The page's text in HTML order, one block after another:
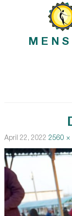
April 22, 2022 2560 ×